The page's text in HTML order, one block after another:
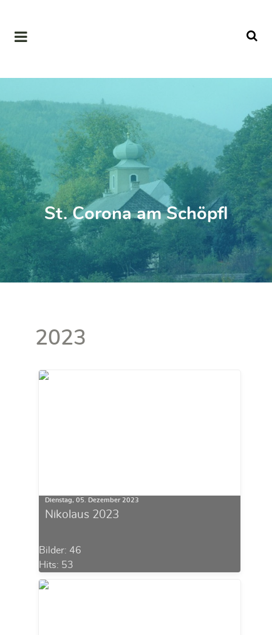
St. Corona am Schöpfl
2023
Dienstag, 05. Dezember 2023
Nikolaus 2023
Bilder: 46
Hits: 53